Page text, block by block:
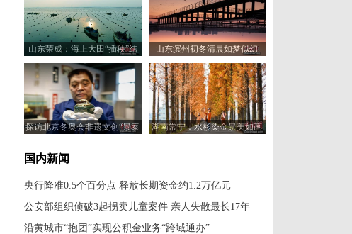
山东荣成：海上大田“插秧”结
束
山东滨州初冬清晨如梦似幻
探访北京冬奥会非遗文创“景泰
湖南常宁：水杉染金景美如画
国内新闻
央行降准0.5个百分点 释放长期资金约1.2万亿元
公安部组织侦破3起拐卖儿童案件 亲人失散最长17年
沿黄城市“抱团”实现公积金业务“跨域通办”